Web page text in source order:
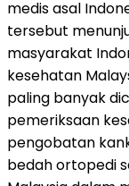
medis asal
tersebut
masyarakat
kesehatan
paling banyak
pemeriksaan
pengobatan
bedah ortopedi